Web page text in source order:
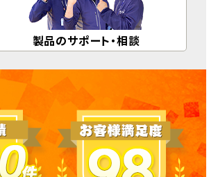
製品のサポート・相談